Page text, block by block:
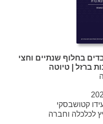
בחלוף שנתיים וחצי
ברזל | טיוטה
קטושבסקי
לכלכלה וחברה